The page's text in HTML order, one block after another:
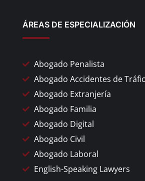
ÁREAS DE ESPECIALIZACIÓN
Abogado Penalista
Abogado Accidentes de
Abogado Extranjería
Abogado Familia
Abogado Digital
Abogado Civil
Abogado Laboral
English-Speaking Lawyers